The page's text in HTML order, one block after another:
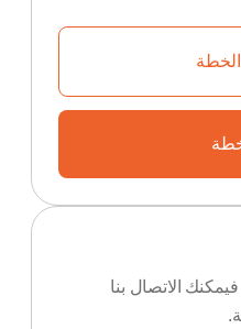
الاتصال بنا